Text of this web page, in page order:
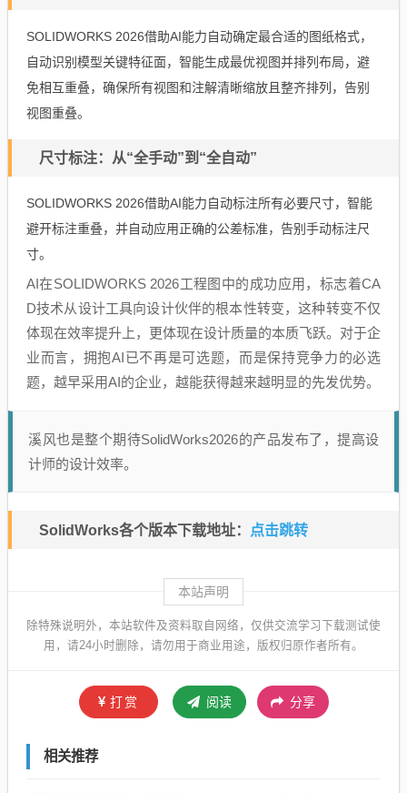
SOLIDWORKS 2026借助AI能力自动确定最合适的图纸格式，
自动识别模型关键特征面，智能生成最优视图并排列布局，避
免相互重叠，确保所有视图和注解清晰缩放且整齐排列，告别
视图重叠。
尺寸标注：从“全手动”到“全自动”
SOLIDWORKS 2026借助AI能力自动标注所有必要尺寸，智能
避开标注重叠，并自动应用正确的公差标准，告别手动标注尺
寸。
AI在SOLIDWORKS 2026工程图中的成功应用，标志着CA
D技术从设计工具向设计伙伴的根本性转变，这种转变不仅
体现在效率提升上，更体现在设计质量的本质飞跃。对于企
业而言，拥抱AI已不再是可选题，而是保持竞争力的必选
题，越早采用AI的企业，越能获得越来越明显的先发优势。
溪风也是整个期待SolidWorks2026的产品发布了，提高设
计师的设计效率。
SolidWorks各个版本下载地址： 点击跳转
本站声明
除特殊说明外，本站软件及资料取自网络，仅供交流学习下载测试使
用，请24小时删除，请勿用于商业用途，版权归原作者所有。
打赏 阅读 分享
相关推荐